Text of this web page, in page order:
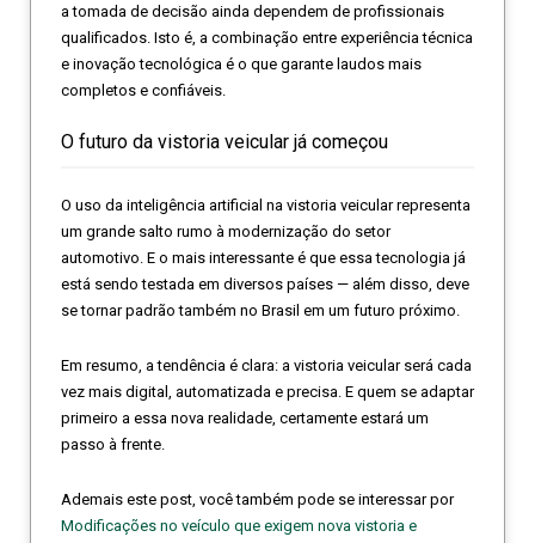
a tomada de decisão ainda dependem de profissionais
qualificados. Isto é, a combinação entre experiência técnica
e inovação tecnológica é o que garante laudos mais
completos e confiáveis.
O futuro da vistoria veicular já começou
O uso da inteligência artificial na vistoria veicular representa
um grande salto rumo à modernização do setor
automotivo. E o mais interessante é que essa tecnologia já
está sendo testada em diversos países — além disso, deve
se tornar padrão também no Brasil em um futuro próximo.
Em resumo, a tendência é clara: a vistoria veicular será cada
vez mais digital, automatizada e precisa. E quem se adaptar
primeiro a essa nova realidade, certamente estará um
passo à frente.
Ademais este post, você também pode se interessar por
Modificações no veículo que exigem nova vistoria e